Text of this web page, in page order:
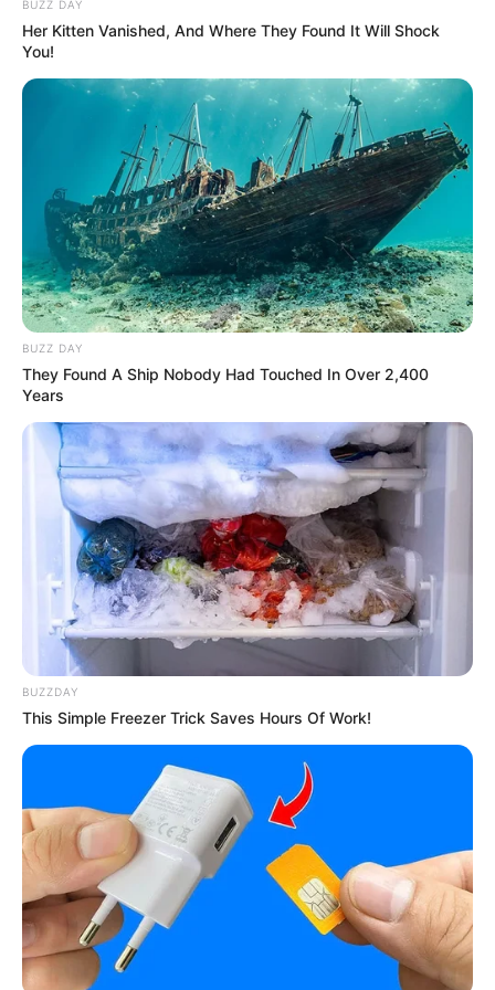
(foto: syakirfilms)
Sinopsis
BUZZ DAY
Her Kitten Vanished, And Where They Found It Will Shock
You!
BUZZ DAY
They Found A Ship Nobody Had Touched In Over 2,400
Years
BUZZDAY
This Simple Freezer Trick Saves Hours Of Work!